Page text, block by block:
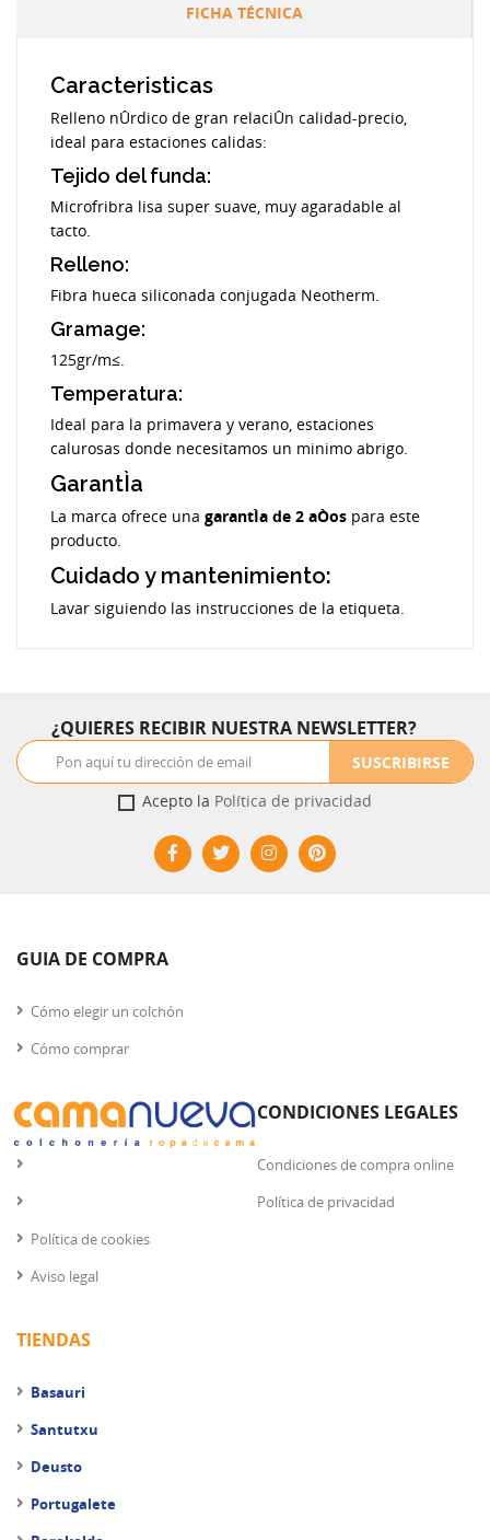
FICHA TÉCNICA
Caracteristicas
Relleno nÛrdico de gran relaciÛn calidad-precio,
ideal para estaciones calidas:
Tejido del funda:
Microfribra lisa super suave, muy agaradable al
tacto.
Relleno:
Fibra hueca siliconada conjugada Neotherm.
Gramage:
125gr/m≤.
Temperatura:
Ideal para la primavera y verano, estaciones
calurosas donde necesitamos un minimo abrigo.
GarantÌa
La marca ofrece una garantÌa de 2 aÒos para este
producto.
Cuidado y mantenimiento:
Lavar siguiendo las instrucciones de la etiqueta.
¿QUIERES RECIBIR NUESTRA NEWSLETTER?
SUSCRIBIRSE
Acepto la Política de privacidad
GUIA DE COMPRA
Cómo elegir un colchón
Cómo comprar
CONDICIONES LEGALES
Condiciones de compra online
Política de privacidad
Política de cookies
Aviso legal
TIENDAS
Basauri
Santutxu
Deusto
Portugalete